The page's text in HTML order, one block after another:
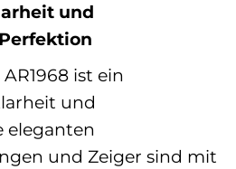
und
ist ein
und
eleganten
und Zeiger sind mit